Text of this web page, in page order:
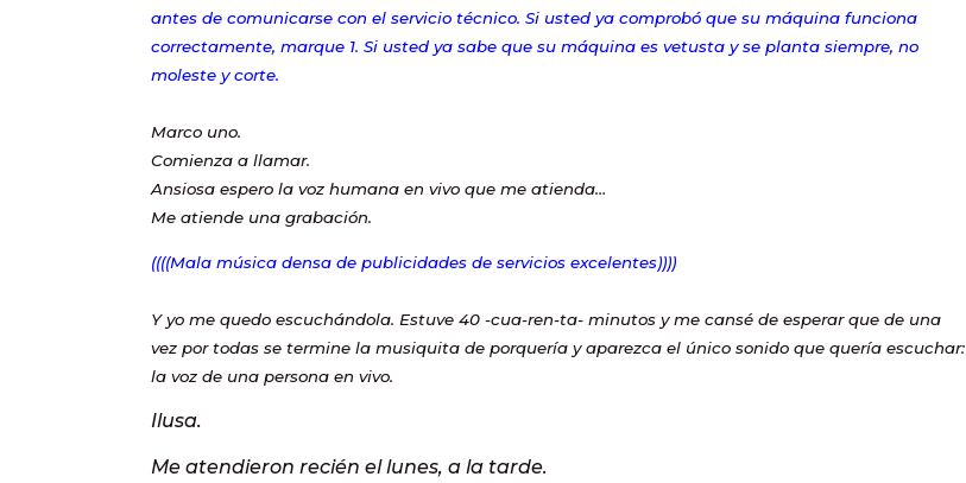
antes de comunicarse con el servicio técnico. Si usted ya comprobó que su máquina funciona
correctamente, marque 1. Si usted ya sabe que su máquina es vetusta y se planta siempre, no
moleste y corte.
Marco uno.
Comienza a llamar.
Ansiosa espero la voz humana en vivo que me atienda…
Me atiende una grabación.
((((Mala música densa de publicidades de servicios excelentes))))
Y yo me quedo escuchándola. Estuve 40 -cua-ren-ta- minutos y me cansé de esperar que de una
vez por todas se termine la musiquita de porquería y aparezca el único sonido que quería escuchar:
la voz de una persona en vivo.
Ilusa.
Me atendieron recién el lunes, a la tarde.